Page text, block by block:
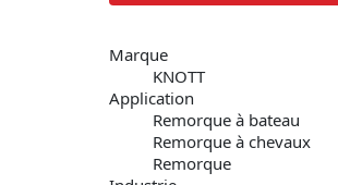
Marque
KNOTT
Application
Remorque à bateau
Remorque à chevaux
Remorque